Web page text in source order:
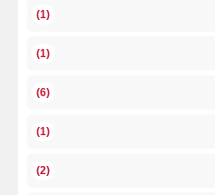
(1)
(1)
(6)
(1)
(2)